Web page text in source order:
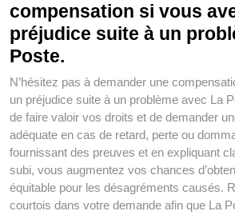
compensation si vous
préjudice suite à un
Poste.
N’hésitez pas à demander une
un préjudice suite à un problème avec La
de faire valoir vos droits et de demander
adéquate en cas de retard, perte ou
fournissant des preuves et en expliquant
subi, vous augmentez vos chances
équitable pour les désagréments causés.
courtois dans votre demande afin que La